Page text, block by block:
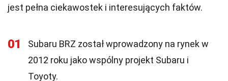
jest pełna ciekawostek i interesujących faktów.
01
Subaru BRZ został wprowadzony na rynek w
2012 roku jako wspólny projekt Subaru i
Toyoty.